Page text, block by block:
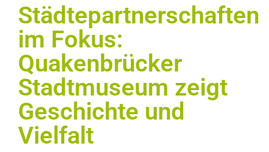
Städtepartnerschaften
im Fokus:
Quakenbrücker
Stadtmuseum zeigt
Geschichte und
Vielfalt